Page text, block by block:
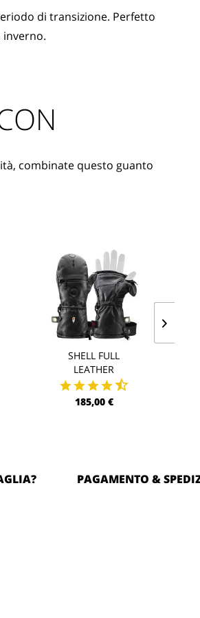
di transizione. Perfetto
inverno.
SHELL FULL
LEATHER
185,00 €
combinate questo guanto
PAGAMENTO &